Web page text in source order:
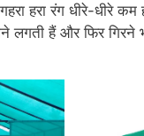
गहरा हरा रंग धीरे-धीरे
लगती हैं और फिर गिरने